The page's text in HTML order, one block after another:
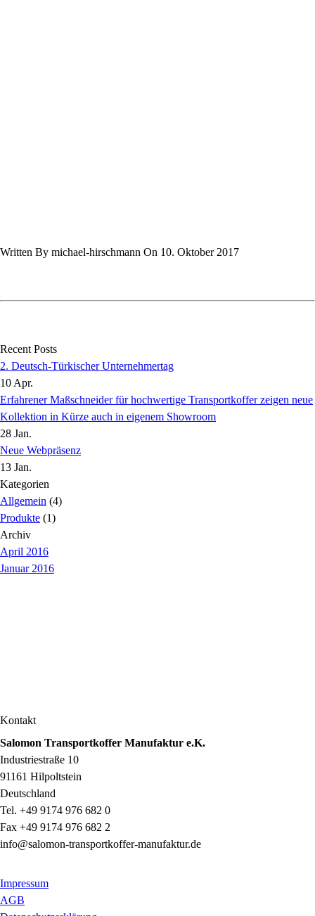
Written By michael-hirschmann On 10. Oktober 2017
Recent Posts
2. Deutsch-Türkischer Unternehmertag
10 Apr.
Erfahrener Maßschneider für hochwertige Transportkoffer zeigen neue
Kollektion in Kürze auch in eigenem Showroom
28 Jan.
Neue Webpräsenz
13 Jan.
Kategorien
Allgemein (4)
Produkte (1)
Archiv
April 2016
Januar 2016
Kontakt
Salomon Transportkoffer Manufaktur e.K.
Industriestraße 10
91161 Hilpoltstein
Deutschland
Tel. +49 9174 976 682 0
Fax +49 9174 976 682 2
info@salomon-transportkoffer-manufaktur.de
Impressum
AGB